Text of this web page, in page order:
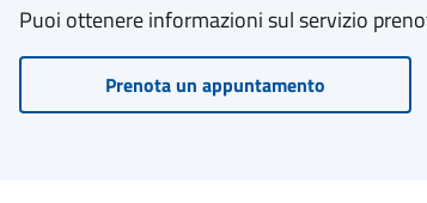
Puoi ottenere informazioni sul servizio
Prenota un appuntamento